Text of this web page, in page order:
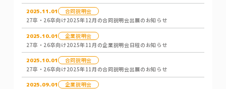
2025.11.01
合同説明会
27卒・26卒向け2025年12月の合同説明会出展のお知らせ
2025.10.01
企業説明会
27卒・26卒向け2025年11月の企業説明会日程のお知らせ
2025.10.01
合同説明会
27卒・26卒向け2025年11月の合同説明会出展のお知らせ
2025.09.01
企業説明会